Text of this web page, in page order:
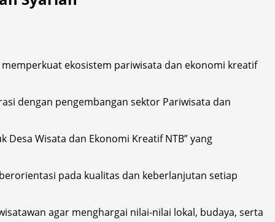
ekosistem pariwisata dan ekonomi kreatif
dengan pengembangan sektor Pariwisata dan
Wisata dan Ekonomi Kreatif NTB” yang
pada kualitas dan keberlanjutan setiap
agar menghargai nilai-nilai lokal, budaya, serta